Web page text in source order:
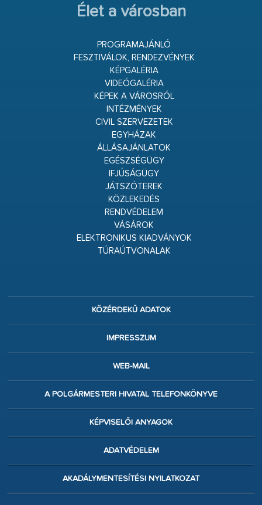
Élet a városban
PROGRAMAJÁNLÓ
FESZTIVÁLOK, RENDEZVÉNYEK
KÉPGALÉRIA
VIDEÓGALÉRIA
KÉPEK A VÁROSRÓL
INTÉZMÉNYEK
CIVIL SZERVEZETEK
EGYHÁZAK
ÁLLÁSAJÁNLATOK
EGÉSZSÉGÜGY
IFJÚSÁGÜGY
JÁTSZÓTEREK
KÖZLEKEDÉS
RENDVÉDELEM
VÁSÁROK
ELEKTRONIKUS KIADVÁNYOK
TÚRAÚTVONALAK
KÖZÉRDEKŰ ADATOK
IMPRESSZUM
WEB-MAIL
A POLGÁRMESTERI HIVATAL TELEFONKÖNYVE
KÉPVISELŐI ANYAGOK
ADATVÉDELEM
AKADÁLYMENTESÍTÉSI NYILATKOZAT